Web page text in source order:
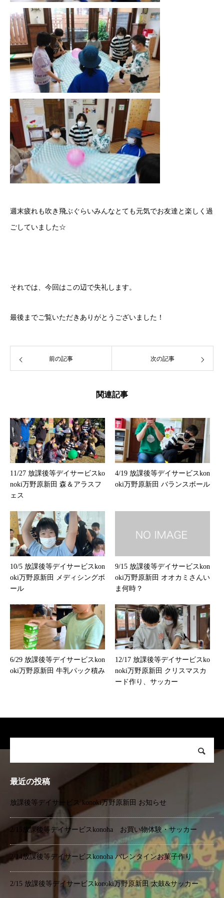
週末疲れも吹き飛ぶぐらいみんなとても元気でお友達と楽しく過
ごしていました☆
それでは、今回はこの辺で失礼します。
最後までご覧いただきありがとうございました！
前の記事 次の記事
関連記事
11/27 放課後等デイサービスko
noki万野原新田 森＆アラスフ
ェス
4/19 放課後等デイサービスkon
oki万野原新田 バランスボール
10/5 放課後等デイサービスkon
oki万野原新田 メディシングボ
ール
9/15 放課後等デイサービスkon
oki万野原新田 オオカミさんい
ま何時？
6/29 放課後等デイサービスkon
oki万野原新田 牛乳パック積み
12/17 放課後等デイサービスko
noki万野原新田 クリスマスカ
ード作り、サッカー
最近の投稿
放課後等デイサービス konoki万野原新田 お知らせ
2/15放課後等デイサービスkonoha お買い物体験・サッカー
2/14放課後等デイサービスkonoha バレンタインお菓子作り
2/15 放課後等デイサービスkonoki万野原新田 太鼓&サッカー